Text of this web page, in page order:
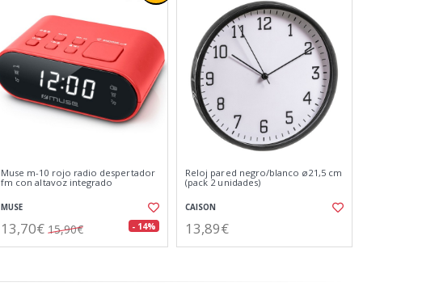
Muse m-10 rojo radio despertador
fm con altavoz integrado
MUSE
13,70€ 15,90€ - 14%
Reloj pared negro/blanco ø21,5 cm
(pack 2 unidades)
CAISON
13,89€